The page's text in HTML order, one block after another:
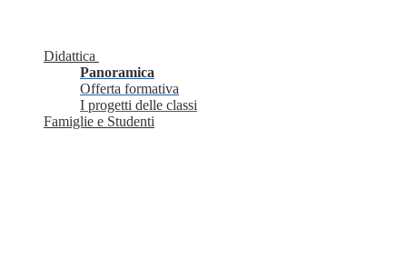
Didattica
Panoramica
Offerta formativa
I progetti delle classi
Famiglie e Studenti